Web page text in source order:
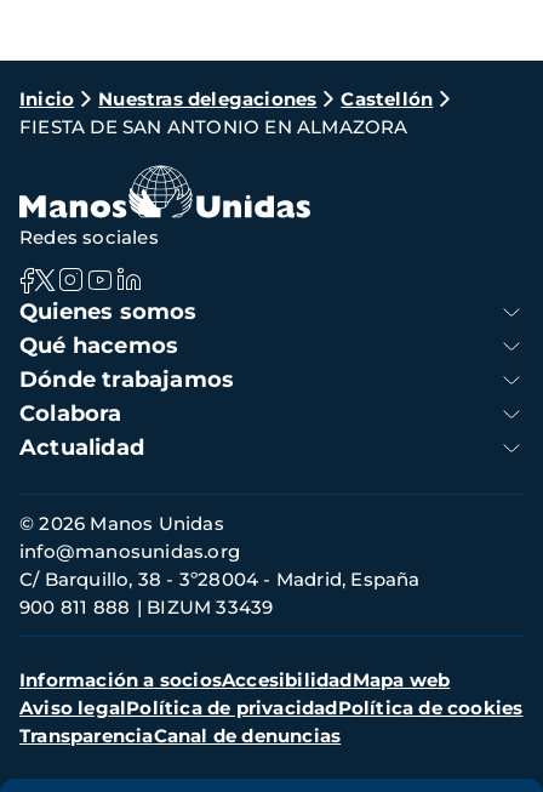
Ruta
de
navegación
Inicio Nuestras delegaciones
Castellón
FIESTA DE SAN ANTONIO EN ALMAZORA
Navegación
principal
Quienes somos
Qué hacemos
Dónde trabajamos
Colabora
Actualidad
Redes sociales
Información
de
contacto
© 2026 Manos Unidas
C/ Barquillo, 38 - 3º28004 - Madrid, España
900 811 888
BIZUM 33439
info@manosunidas.org
Menú
secundario
Información a sociosAccesibilidadMapa web
Aviso legalPolítica de privacidadPolítica de cookies
TransparenciaCanal de denuncias